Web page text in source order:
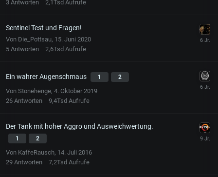
3 Antworten 2,1Tsd Aufrufe
Sentinel Test und Fragen!
Von Die_Pottsau, 15. Juni 2020
5 Antworten 2,6Tsd Aufrufe
Ein wahrer Augenschmaus 1 2
Von Stonehenge, 4. Oktober 2019
26 Antworten 9,4Tsd Aufrufe
Der Tank mit hoher Aggro und Ausweichwertung.
1 2
Von KaffeRausch, 14. Juli 2016
29 Antworten 7,2Tsd Aufrufe